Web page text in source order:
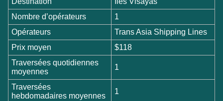
Nombre d’opérateurs
1
Opérateurs
Trans Asia Shipping Lines
Prix moyen
$118
Traversées quotidiennes
moyennes
1
Traversées
hebdomadaires moyennes
1